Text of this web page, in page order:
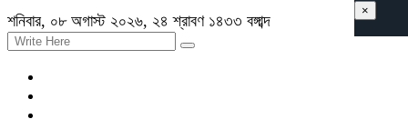
শনিবার, ০৮ অগাস্ট ২০২৬, ২৪ শ্রাবণ ১৪৩৩ বঙ্গাব্দ
×